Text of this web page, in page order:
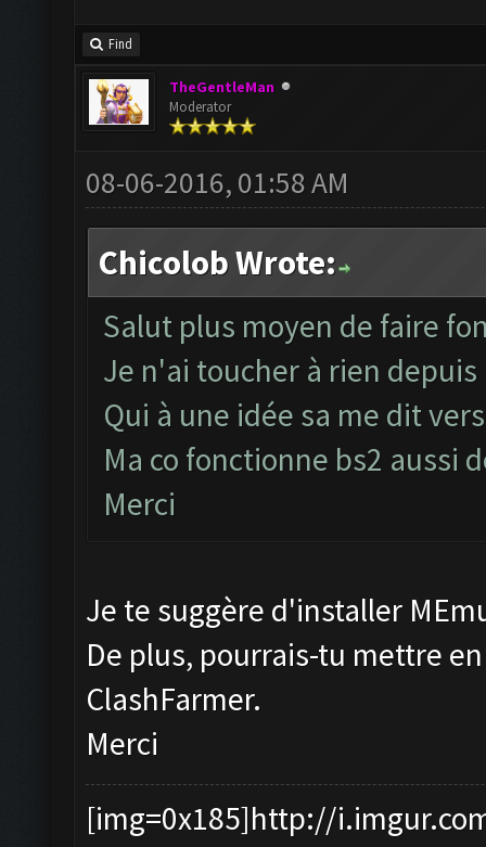
Find
TheGentleMan
Moderator
08-06-2016, 01:58 AM
Chicolob Wrote:
Salut plus moyen de faire
Je n'ai toucher à rien
Qui à une idée sa me dit
Ma co fonctionne bs2 aussi
Merci
Je te suggère d'installer
De plus, pourrais-tu mettre
ClashFarmer.
Merci
[img=0x185]http://